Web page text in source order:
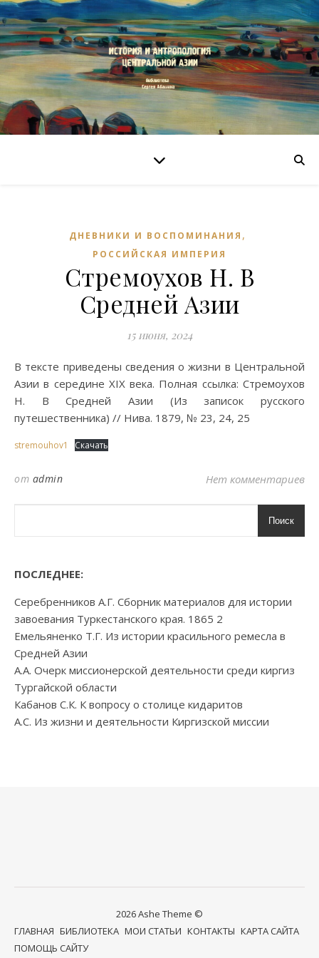
ДНЕВНИКИ И ВОСПОМИНАНИЯ ,
РОССИЙСКАЯ ИМПЕРИЯ
Стремоухов Н. В
Средней Азии
15 июня, 2024
В тексте приведены сведения о жизни в Центральной
Азии в середине XIX века. Полная ссылка: Стремоухов
Н. В Средней Азии (Из записок русского
путешественника) // Нива. 1879, № 23, 24, 25
stremouhov1 Скачать
от admin Нет комментариев
Поиск
ПОСЛЕДНЕЕ:
Серебренников А.Г. Сборник материалов для истории
завоевания Туркестанского края. 1865 2
Емельяненко Т.Г. Из истории красильного ремесла в
Средней Азии
А.А. Очерк миссионерской деятельности среди киргиз
Тургайской области
Кабанов С.К. К вопросу о столице кидаритов
А.С. Из жизни и деятельности Киргизской миссии
2026 Ashe Theme ©
ГЛАВНАЯ БИБЛИОТЕКА МОИ СТАТЬИ КОНТАКТЫ КАРТА САЙТА
ПОМОЩЬ САЙТУ